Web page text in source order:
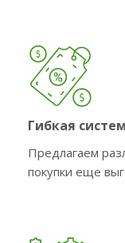
Гибкая
Предлагаем
покупки еще